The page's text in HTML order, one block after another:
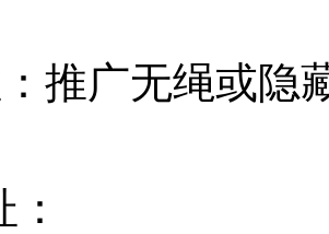
推广无绳或隐